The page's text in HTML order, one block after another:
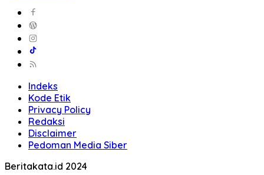
Indeks
Kode Etik
Privacy Policy
Redaksi
Disclaimer
Pedoman Media Siber
Beritakata.id 2024